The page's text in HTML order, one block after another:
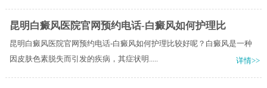
昆明白癜风医院官网预约电话-白癜风如何护理比
昆明白癜风医院官网预约电话-白癜风如何护理比较好呢？白癜风是一种
因皮肤色素脱失而引发的疾病，其症状明.....
详情>>